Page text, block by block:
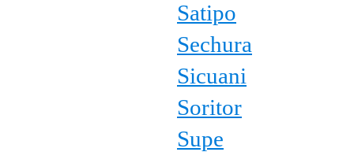
Satipo
Sechura
Sicuani
Soritor
Supe